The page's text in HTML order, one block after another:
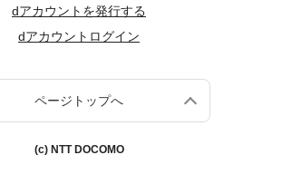
dアカウントを発行する
dアカウントログイン
ページトップへ
(c) NTT DOCOMO